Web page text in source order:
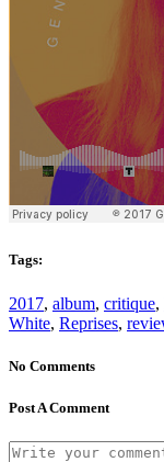
Tags:
2017, album, critique,
White, Reprises,
No Comments
Post A Comment